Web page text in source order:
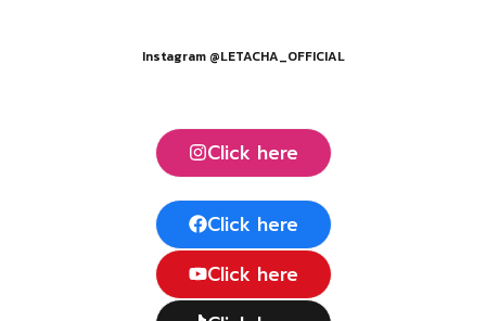
Instagram @LETACHA_OFFICIAL
Click here
Click here
Click here